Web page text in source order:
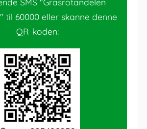
til 60000 eller skanne denne
QR-koden: